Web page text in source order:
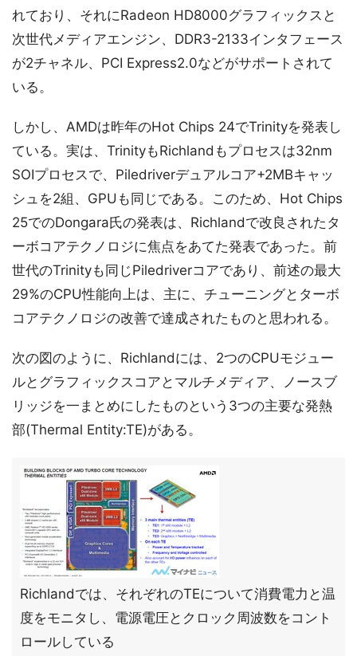
れており、それにRadeon HD8000グラフィックスと
次世代メディアエンジン、DDR3-2133インタフェース
が2チャネル、PCI Express2.0などがサポートされて
いる。
しかし、AMDは昨年のHot Chips 24でTrinityを発表し
ている。実は、TrinityもRichlandもプロセスは32nm
SOIプロセスで、Piledriverデュアルコア+2MBキャッ
シュを2組、GPUも同じである。このため、Hot Chips
25でのDongara氏の発表は、Richlandで改良されたタ
ーボコアテクノロジに焦点をあてた発表であった。前
世代のTrinityも同じPiledriverコアであり、前述の最大
29%のCPU性能向上は、主に、チューニングとターボ
コアテクノロジの改善で達成されたものと思われる。
次の図のように、Richlandには、2つのCPUモジュー
ルとグラフィックスコアとマルチメディア、ノースブ
リッジを一まとめにしたものという3つの主要な発熱
部(Thermal Entity:TE)がある。
Richlandでは、それぞれのTEについて消費電力と温
度をモニタし、電源電圧とクロック周波数をコント
ロールしている